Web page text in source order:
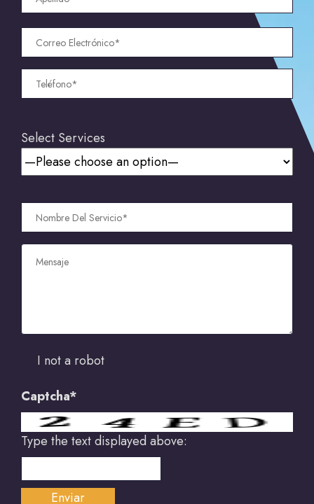
Select Services
I not a robot
Captcha*
Type the text displayed above: